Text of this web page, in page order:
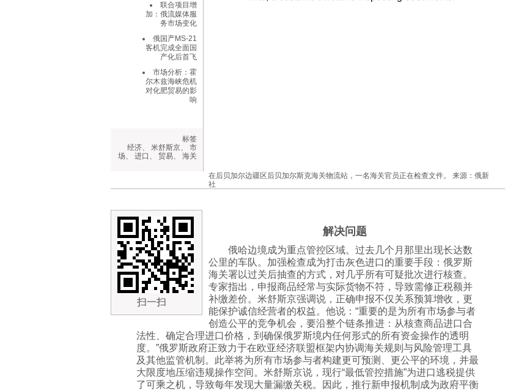
联合项目增
加：俄流媒体服
务市场变化
俄国产MS-21
客机完成全面国
产化后首飞
市场分析：霍
尔木兹海峡危机
对化肥贸易的影
响
标签
经济、 米舒斯京、 市
场、 进口 、 贸易、 海关
在后贝加尔边疆区后贝加尔斯克海关物流站，一名海关官员正在检查文件。 来源：俄新
社
扫一扫
解决问题
俄哈边境成为重点管控区域。过去几个月那里出现长达数
公里的车队。加强检查成为打击灰色进口的重要手段：俄罗斯
海关署以过关后抽查的方式，对几乎所有可疑批次进行核查。
专家指出，申报商品经常与实际货物不符，导致需修正税额并
补缴差价。米舒斯京强调说，正确申报不仅关系预算增收，更
能保护诚信经营者的权益。他说：“重要的是为所有市场参与者
创造公平的竞争机会，要沿整个链条推进：从核查商品进口合
法性、确定合理进口价格，到确保俄罗斯境内任何形式的所有资金操作的透明
度。”俄罗斯政府正致力于在欧亚经济联盟框架内协调海关规则与风险管理工具
及其他监管机制。此举将为所有市场参与者构建更可预测、更公平的环境，并最
大限度地压缩违规操作空间。米舒斯京说，现行“最低管控措施”为进口逃税提供
了可乘之机，导致每年发现大量漏缴关税。因此，推行新申报机制成为政府平衡